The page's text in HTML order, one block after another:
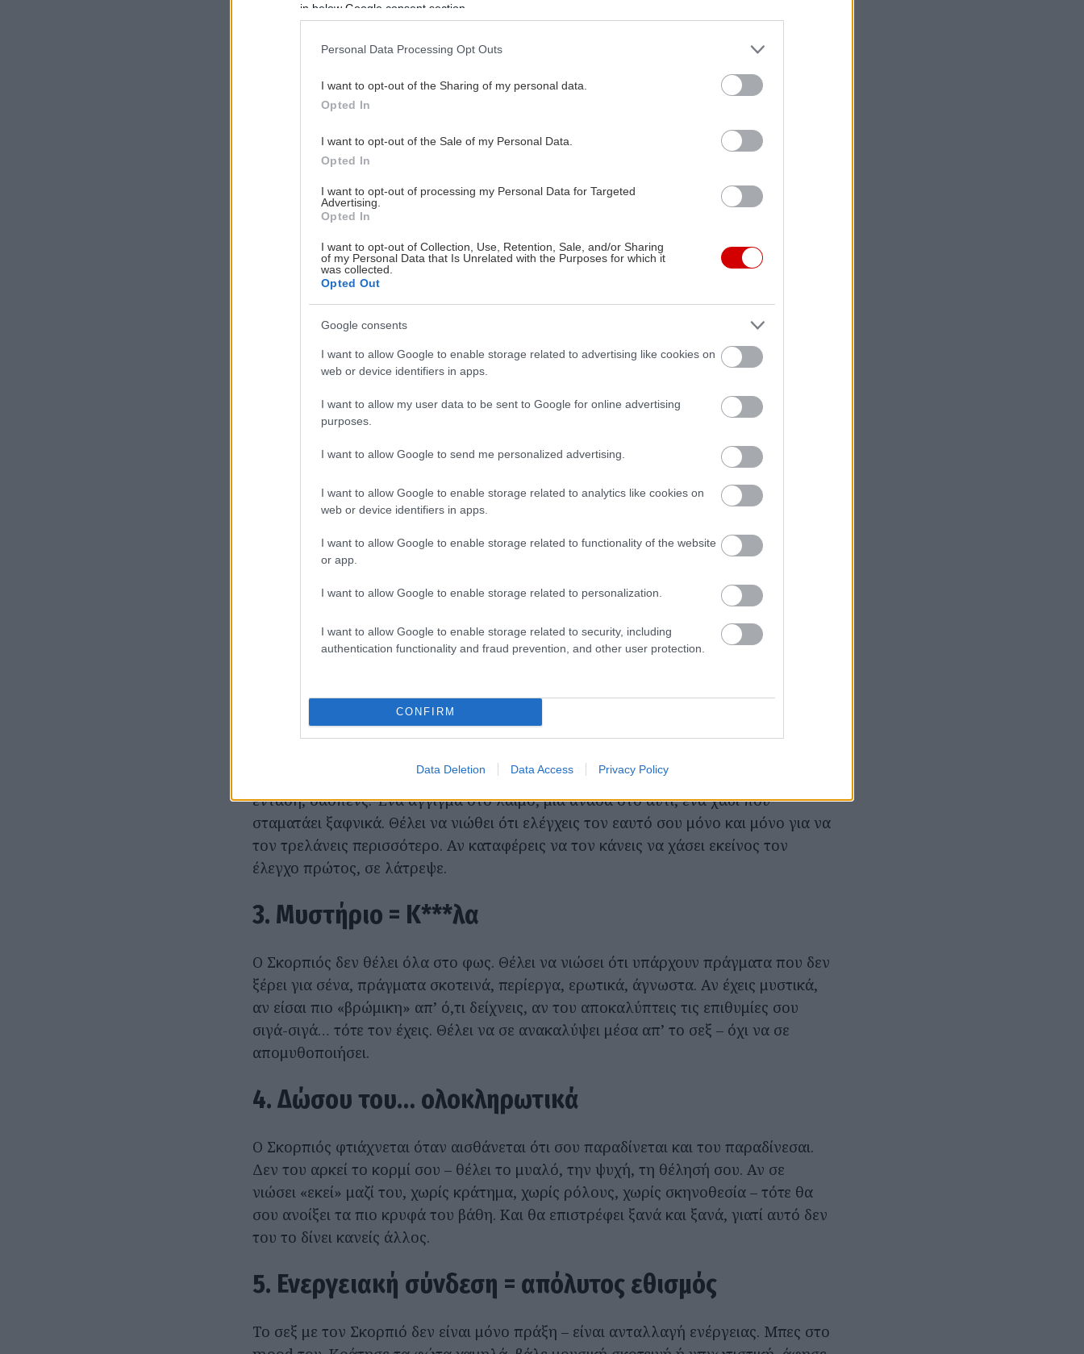
in below Google consent section.
Personal Data Processing Opt Outs
I want to opt-out of the Sharing of my personal data.
Opted In
I want to opt-out of the Sale of my Personal Data.
Opted In
I want to opt-out of processing my Personal Data for Targeted
Advertising.
Opted In
I want to opt-out of Collection, Use, Retention, Sale, and/or Sharing
of my Personal Data that Is Unrelated with the Purposes for which it
was collected.
Opted Out
Google consents
I want to allow Google to enable storage related to advertising like cookies on
web or device identifiers in apps.
I want to allow my user data to be sent to Google for online advertising
purposes.
I want to allow Google to send me personalized advertising.
I want to allow Google to enable storage related to analytics like cookies on
web or device identifiers in apps.
I want to allow Google to enable storage related to functionality of the website
or app.
I want to allow Google to enable storage related to personalization.
I want to allow Google to enable storage related to security, including
authentication functionality and fraud prevention, and other user protection.
CONFIRM
Data Deletion Data Access Privacy Policy
Ο
Σκορπιός δεν κάνει σεξ – κάνει ιεροτελεστία μεταμόρφωσης. Το
πάθος του δεν είναι απλώς σωματικό: είναι ψυχικό, ενεργειακό,
οριακά… μεταφυσικό. Θέλει να ενωθεί μαζί σου, να σε «διαβάσει» με
αλλά μπαίνοντας μέσα του χωρίς λόγια. Αν θέλεις να τον τρελάνεις, ξέχασε όλα τα
εγχειρίδια. Ο Σκορπιός φτιάχνεται με ένταση, μυστήριο και απόλυτη παράδοση.
1. Κοίτα τον στα μάτια – και μη λες τίποτα
προσμονή. Αν θέλεις να τον παθιάσεις, μην του μιλήσεις πολύ – κοίτα τον βαθιά, με
επιθυμία, πρόκληση, υποσχέσεις. Το βλέμμα σου είναι το εργαλείο αποπλάνησης.
2. Παίξε με την ένταση – όχι την ταχύτητα
Μην τον βιάζεις. Μην τον παίρνεις απ’ τα μούτρα. Ο Σκορπιός θέλει χτίσιμο,
ένταση, σασπένς. Ένα άγγιγμα στο λαιμό, μια ανάσα στο αυτί, ένα χάδι που
σταματάει ξαφνικά. Θέλει να νιώθει ότι ελέγχεις τον εαυτό σου μόνο και μόνο για να
τον τρελάνεις περισσότερο. Αν καταφέρεις να τον κάνεις να χάσει εκείνος τον
έλεγχο πρώτος, σε λάτρεψε.
3. Μυστήριο = Κ***λα
Ο Σκορπιός δεν θέλει όλα στο φως. Θέλει να νιώσει ότι υπάρχουν πράγματα που δεν
ξέρει για σένα, πράγματα σκοτεινά, περίεργα, ερωτικά, άγνωστα. Αν έχεις μυστικά,
αν είσαι πιο «βρώμικη» απ’ ό,τι δείχνεις, αν του αποκαλύπτεις τις επιθυμίες σου
σιγά-σιγά… τότε τον έχεις. Θέλει να σε ανακαλύψει μέσα απ’ το σεξ – όχι να σε
απομυθοποιήσει.
4. Δώσου του… ολοκληρωτικά
Ο Σκορπιός φτιάχνεται όταν αισθάνεται ότι σου παραδίνεται και του παραδίνεσαι.
Δεν του αρκεί το κορμί σου – θέλει το μυαλό, την ψυχή, τη θέλησή σου. Αν σε
νιώσει «εκεί» μαζί του, χωρίς κράτημα, χωρίς ρόλους, χωρίς σκηνοθεσία – τότε θα
σου ανοίξει τα πιο κρυφά του βάθη. Και θα επιστρέφει ξανά και ξανά, γιατί αυτό δεν
του το δίνει κανείς άλλος.
5. Ενεργειακή σύνδεση = απόλυτος εθισμός
Το σεξ με τον Σκορπιό δεν είναι μόνο πράξη – είναι ανταλλαγή ενέργειας. Μπες στο